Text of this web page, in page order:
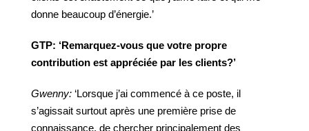
donne beaucoup d’énergie.’
GTP: ‘Remarquez-vous que votre propre
contribution est appréciée par les clients?’
Gwenny: ‘Lorsque j’ai commencé à ce poste, il
s’agissait surtout après une première prise de
connaissance, de chercher principalement des